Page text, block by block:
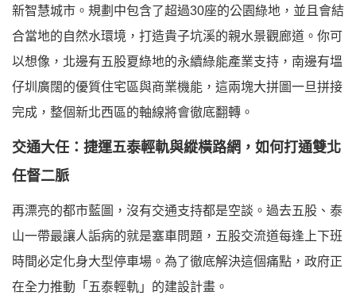
新智慧城市。規劃中包含了超過30座的公園綠地，並且會結
合當地的自然水環境，打造貴子坑溪的親水景觀廊道。你可
以想像，北邊有五股夏綠地的永續綠能產業支持，南邊有塭
仔圳廣闊的優質住宅區與商業機能，這兩塊大拼圖一旦拼接
完成，整個新北西區的軸線將會徹底翻轉。
交通大任：捷運五泰輕軌與縱橫路網，如何打通雙北
任督二脈
再漂亮的都市藍圖，沒有交通支持都是空談。過去五股、泰
山一帶最讓人詬病的就是塞車問題，五股交流道每逢上下班
時間必定化身大型停車場。為了徹底解決這個痛點，政府正
在全力推動「五泰輕軌」的建設計畫。